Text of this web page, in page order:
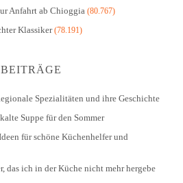
Anfahrt ab Chioggia (80.767)
Klassiker(78.191)
Spezialitäten und ihre Geschichte
Suppe für den Sommer
für schöne Küchenhelfer und
das ich in der Küche nicht mehr hergebe